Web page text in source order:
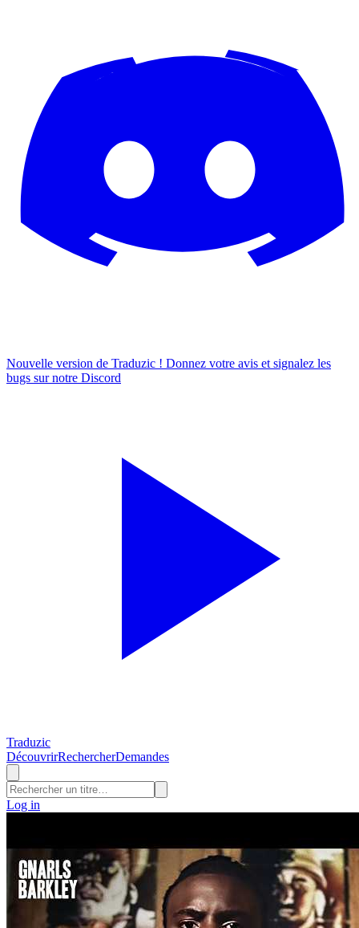
Nouvelle version de Traduzic ! Donnez votre avis et signalez les
bugs sur notre Discord
Traduzic
DécouvrirRechercherDemandes
Log in